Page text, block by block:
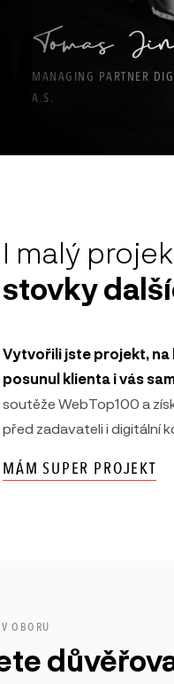
Tomas
MANAGING PARTNER
A.S.
I malý
stovky
Vytvořili jste projekt,
posunul klienta i vás
soutěže WebTop100 a
před zadavateli i digitální
MÁM SUPER PROJEKT
OBORU